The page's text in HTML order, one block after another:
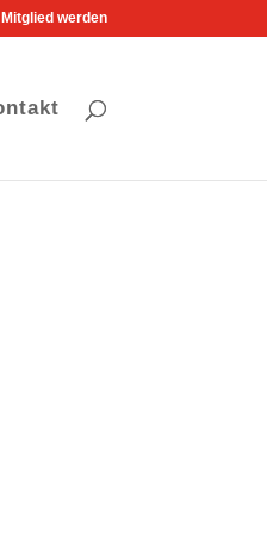
Mitglied werden